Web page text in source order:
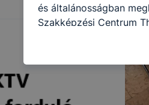
és általánosságban
Szakképzési Centrum
célokból használja:
a honlapot -annak
használja leginkább,
felhasználói élményt,
Hogyan ellenőrizheti